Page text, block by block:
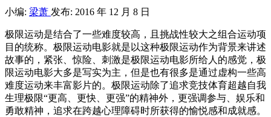
小编: 梁萧 发布: 2016 年 12 月 8 日
极限运动是结合了一些难度较高，且挑战性较大之组合运动项
目的统称。极限运动电影就是以这种极限运动作为背景来讲述
故事的，紧张、惊险、刺激是极限运动电影所给人的感觉，极
限运动电影大多是写实为主，但是也有很多是通过虚构一些高
难度运动来丰富影片的。极限运动除了追求竞技体育超越自我
生理极限“更高、更快、更强”的精神外，更强调参与、娱乐和
勇敢精神，追求在跨越心理障碍时所获得的愉悦感和成就感。